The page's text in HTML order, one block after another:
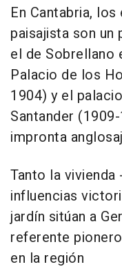
En Cantabria,
paisajista son
el de Sobrellano
Palacio de los
1904) y el
Santander
impronta
Tanto la
influencias
jardín sitúan a
referente
en la región